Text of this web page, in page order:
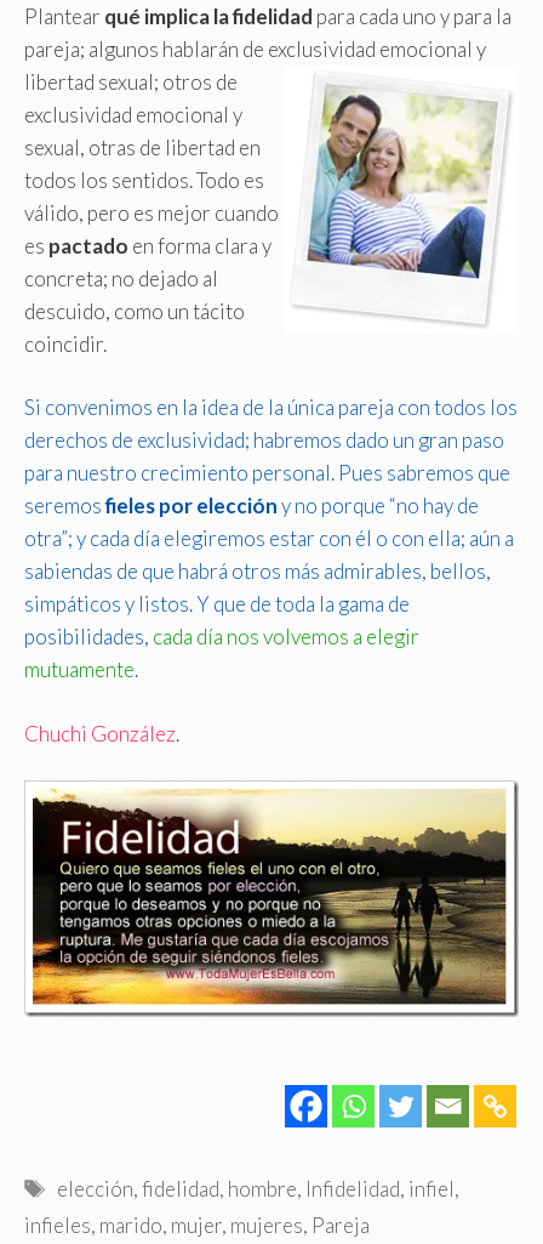
Plantear qué implica la fidelidad para cada uno y para la
pareja; algunos hablarán de exclusividad emocional y
libertad sexual; otros de
exclusividad emocional y
sexual, otras de libertad en
todos los sentidos. Todo es
válido, pero es mejor cuando
es pactado en forma clara y
concreta; no dejado al
descuido, como un tácito
coincidir.
Si convenimos en la idea de la única pareja con todos los
derechos de exclusividad; habremos dado un gran paso
para nuestro crecimiento personal. Pues sabremos que
seremosfieles por eleccióny no porque “no hay de
otra”; y cada día elegiremos estar con él o con ella; aún a
sabiendas de que habrá otros más admirables, bellos,
simpáticos y listos. Y que de toda la gama de
posibilidades, cada día nos volvemos a elegir
mutuamente.
Chuchi González.
Etiquetas
elección,fidelidad, hombre, Infidelidad, infiel,
infieles, marido, mujer, mujeres, Pareja